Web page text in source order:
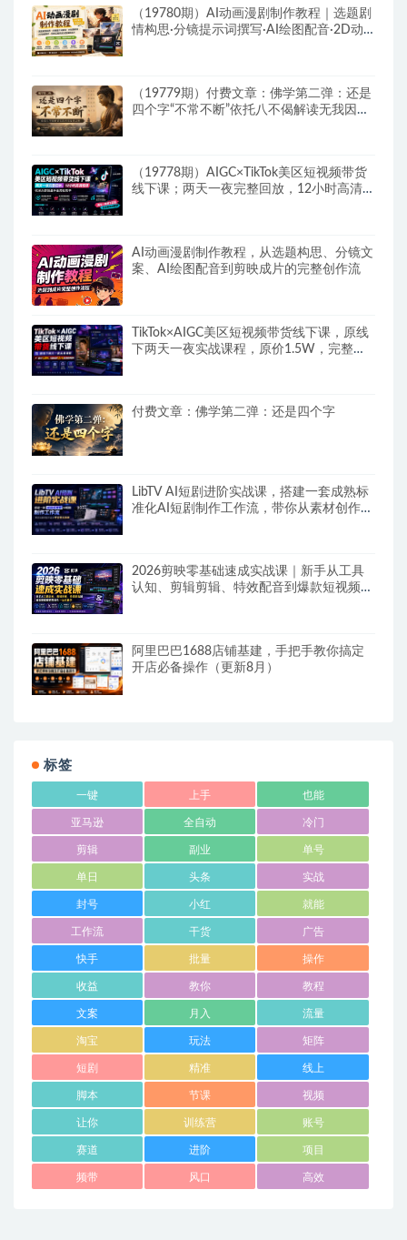
（19780期）AI动画漫剧制作教程｜选题剧
情构思·分镜提示词撰写·AI绘图配音·2D动
（19779期）付费文章：佛学第二弹：还是
四个字“不常不断”依托八不偈解读无我因果
（19778期）AIGC×TikTok美区短视频带货
线下课；两天一夜完整回放，12小时高清视
AI动画漫剧制作教程，从选题构思、分镜文
案、AI绘图配音到剪映成片的完整创作流
TikTok×AIGC美区短视频带货线下课，原线
下两天一夜实战课程，原价1.5W，完整收
付费文章：佛学第二弹：还是四个字
LibTV AI短剧进阶实战课，搭建一套成熟标
准化AI短剧制作工作流，带你从素材创作走
2026剪映零基础速成实战课｜新手从工具
认知、剪辑剪辑、特效配音到爆款短视频完
阿里巴巴1688店铺基建，手把手教你搞定
开店必备操作（更新8月）
标签
一键 上手 也能
亚马逊 全自动 冷门
剪辑 副业 单号
单日 头条 实战
封号 小红 就能
工作流 干货 广告
快手 批量 操作
收益 教你 教程
文案 月入 流量
淘宝 玩法 矩阵
短剧 精准 线上
脚本 节课 视频
让你 训练营 账号
赛道 进阶 项目
频带 风口 高效